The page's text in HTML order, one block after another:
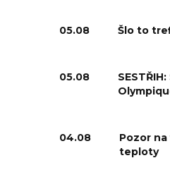
05.08 Šlo to
05.08
04.08
Pozor na
teploty